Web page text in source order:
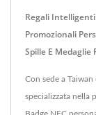
Regali
Promozionali
Spille E Medaglie
Con sede a
specializzata nella
Badge NFC